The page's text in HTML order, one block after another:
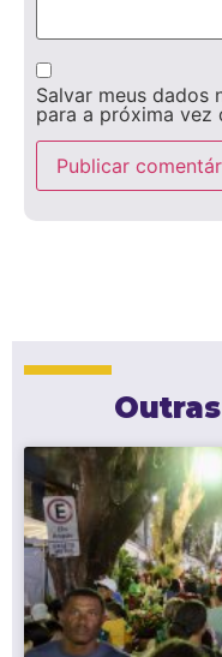
Salvar meus dados
para a próxima vez